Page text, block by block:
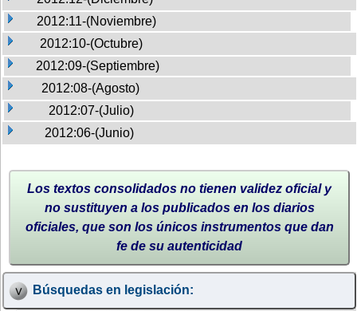
2012:11-(Noviembre)
2012:10-(Octubre)
2012:09-(Septiembre)
2012:08-(Agosto)
2012:07-(Julio)
2012:06-(Junio)
Los textos consolidados no tienen validez oficial y
no sustituyen a los publicados en los diarios
oficiales, que son los únicos instrumentos que dan
fe de su autenticidad
Búsquedas en legislación: